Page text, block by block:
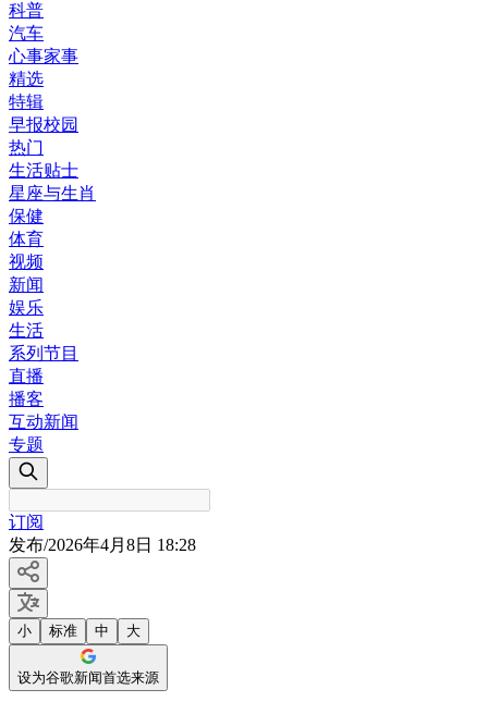
科普
汽车
心事家事
精选
特辑
早报校园
热门
生活贴士
星座与生肖
保健
体育
视频
新闻
娱乐
生活
系列节目
直播
播客
互动新闻
专题
订阅
发布/2026年4月8日 18:28
小 标准 中 大
设为谷歌新闻首选来源